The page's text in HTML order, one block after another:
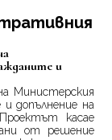
и
Министерския
допълнение на
касае
от решение